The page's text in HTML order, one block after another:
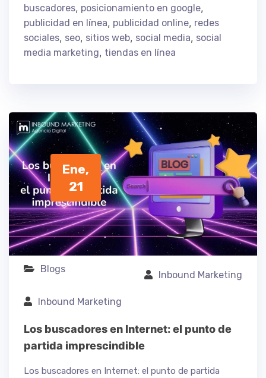
buscadores, posicionamiento en google,
publicidad en línea, publicidad online, redes
sociales, seo, sitios web, social media, social
media marketing, tiendas en línea
Ene,
21
Blogs
Inbound Marketing
Inbound Marketing
Los buscadores en Internet: el punto de
partida imprescindible
Los buscadores en Internet: el punto de partida